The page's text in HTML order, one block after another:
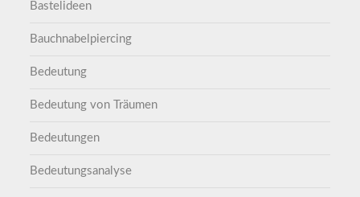
Bastelideen
Bauchnabelpiercing
Bedeutung
Bedeutung von Träumen
Bedeutungen
Bedeutungsanalyse